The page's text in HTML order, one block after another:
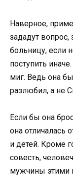
Наверное,
зададут
больницу, если
поступить
миг. Ведь она
разлюбил, а не
Если бы она
она отличалась
и детей. Кроме
совесть,
мужчины этими